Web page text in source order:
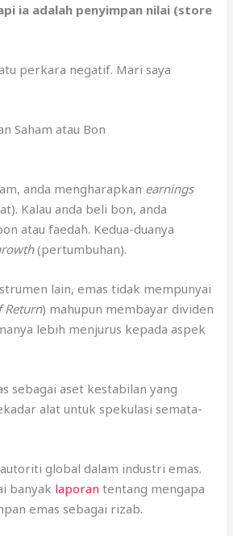
ia adalah penyimpan nilai (store
perkara negatif. Mari saya
Saham atau Bon
anda mengharapkan earnings
Kalau anda beli bon, anda
atau faedah. Kedua-duanya
(pertumbuhan).
lain, emas tidak mempunyai
Return) mahupun membayar dividen
lebih menjurus kepada aspek
sebagai aset kestabilan yang
alat untuk spekulasi semata-
global dalam industri emas.
banyak laporan tentang mengapa
emas sebagai rizab.